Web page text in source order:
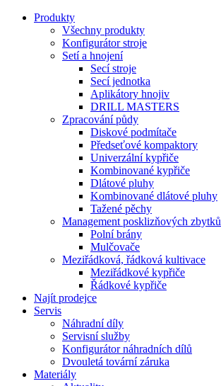
Produkty
Všechny produkty
Konfigurátor stroje
Setí a hnojení
Secí stroje
Secí jednotka
Aplikátory hnojiv
DRILL MASTERS
Zpracování půdy
Diskové podmítače
Předseťové kompaktory
Univerzální kypřiče
Kombinované kypřiče
Dlátové pluhy
Kombinované dlátové pluhy
Tažené pěchy
Management posklizňových zbytků
Polní brány
Mulčovače
Meziřádková, řádková kultivace
Meziřádkové kypřiče
Řádkové kypřiče
Najít prodejce
Servis
Náhradní díly
Servisní služby
Konfigurátor náhradních dílů
Dvouletá tovární záruka
Materiály